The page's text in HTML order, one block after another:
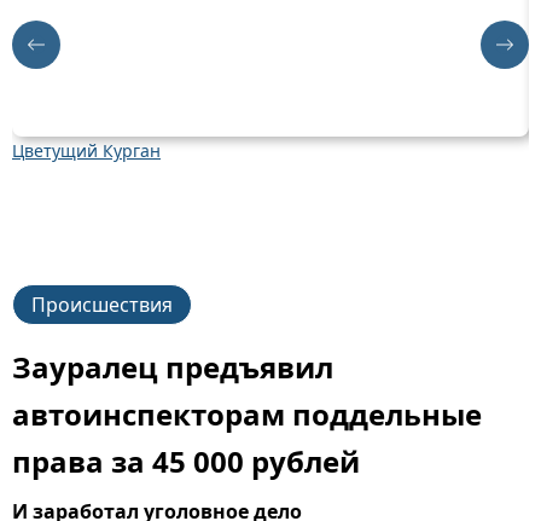
Цветущий Курган
Происшествия
Зауралец предъявил
автоинспекторам поддельные
права за 45 000 рублей
И заработал уголовное дело